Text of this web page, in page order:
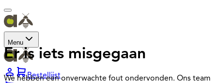
Menu
Bestellijst
Er is iets misgegaan
We hebben een onverwachte fout ondervonden. Ons team